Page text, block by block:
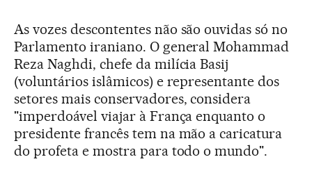
As vozes descontentes não são ouvidas só no
Parlamento iraniano. O general Mohammad
Reza Naghdi, chefe da milícia Basij
(voluntários islâmicos) e representante dos
setores mais conservadores, considera
"imperdoável viajar à França enquanto o
presidente francês tem na mão a caricatura
do profeta e mostra para todo o mundo".